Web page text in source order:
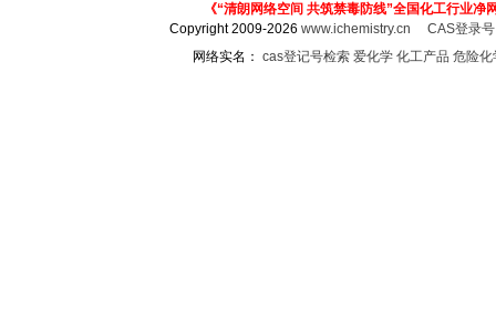
《“清朗网络空间 共筑禁毒防线”全国化工行业净
Copyright 2009-2026www.ichemistry.cn
CAS登录
网络实名： cas登记号检索 爱化学 化工产品 危险化